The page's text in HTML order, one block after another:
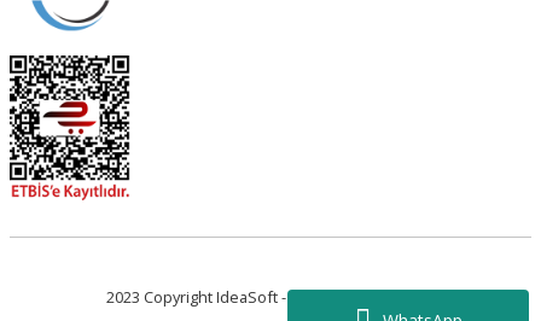
2023 Copyright IdeaSoft - Tüm Hakları Saklıdır.